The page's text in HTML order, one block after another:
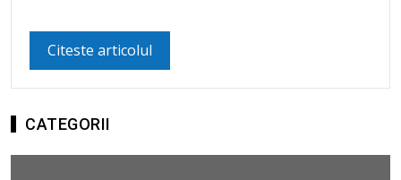
Citeste articolul
CATEGORII